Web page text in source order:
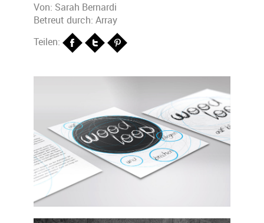
Von: Sarah Bernardi
Betreut durch: Array
Teilen: